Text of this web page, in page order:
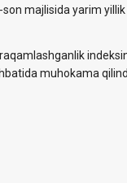
son majlisida yarim
muhokama